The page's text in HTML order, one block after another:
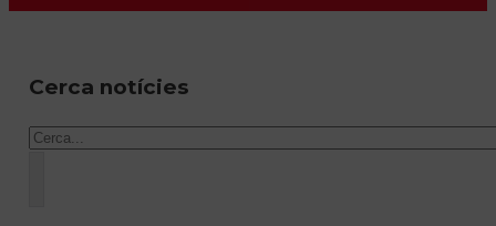
Cerca notícies
Cercar